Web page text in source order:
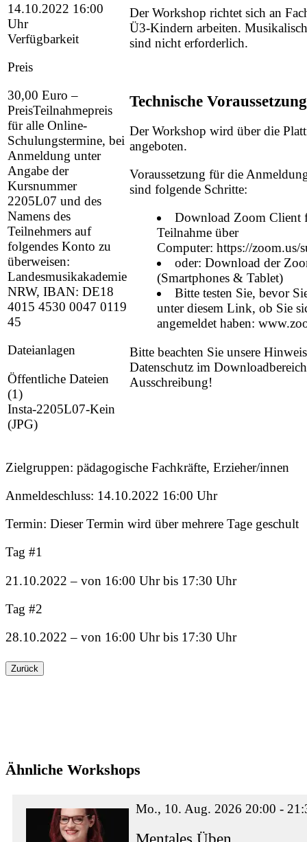
14.10.2022 16:00
Uhr
Verfügbarkeit
Preis
30,00 Euro –
PreisTeilnahmepreis
für alle Online-
Schulungstermine, bei
Anmeldung unter
Angabe der
Kursnummer
2205L07 und des
Namens des
Teilnehmers auf
folgendes Konto zu
überweisen:
Landesmusikakademie
NRW, IBAN: DE18
4015 4530 0047 0119
45
Dateianlagen
Öffentliche Dateien
(1)
Insta-2205L07-Kein
(JPG)
Der Workshop richtet sich an
Ü3-Kindern arbeiten.
sind nicht erforderlich.
Technische
Der Workshop wird über die
angeboten.
Voraussetzung für die
sind folgende Schritte:
Download Zoom Client
Teilnahme über
Computer: https://zoom.us/
oder: Download der
(Smartphones & Tablet)
Bitte testen Sie, bevor
unter diesem Link, ob Sie
angemeldet haben:
Bitte beachten Sie unsere
Datenschutz im
Ausschreibung!
Zielgruppen: pädagogische Fachkräfte, Erzieher/innen
Anmeldeschluss: 14.10.2022 16:00 Uhr
Termin: Dieser Termin wird über mehrere Tage geschult
Tag #1
21.10.2022 – von 16:00 Uhr bis 17:30 Uhr
Tag #2
28.10.2022 – von 16:00 Uhr bis 17:30 Uhr
Zurück
Ähnliche Workshops
Mo., 10. Aug. 2026 20:00 -